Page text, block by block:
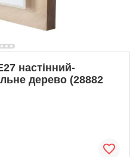
настінний-
дерево (28882